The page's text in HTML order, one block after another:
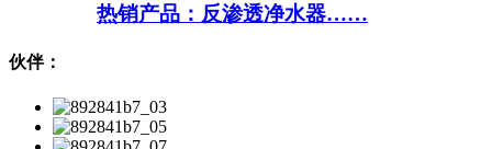
热销产品：反渗透净水器……
伙伴：